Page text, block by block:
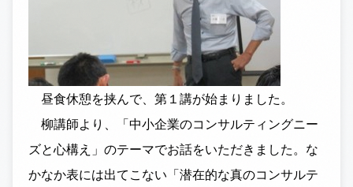
昼食休憩を挟んで、第１講が始まりました。
柳講師より、「中小企業のコンサルティングニー
ズと心構え」のテーマでお話をいただきました。な
かなか表には出てこない「潜在的な真のコンサルテ